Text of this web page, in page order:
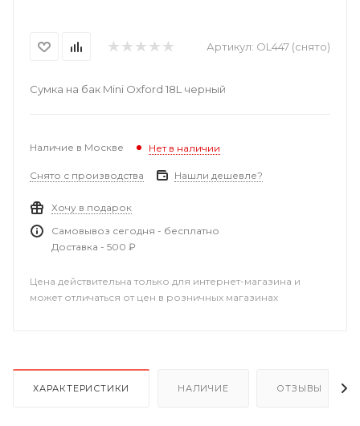
Артикул: OL447 (снято)
Сумка на бак Mini Oxford 18L черный
Наличие в Москве Нет в наличии
Снято с производства Нашли дешевле?
Хочу в подарок
Самовывоз сегодня - бесплатно
Доставка - 500 ₽
Цена действительна только для интернет-магазина и
может отличаться от цен в розничных магазинах
ХАРАКТЕРИСТИКИ НАЛИЧИЕ ОТЗЫВЫ